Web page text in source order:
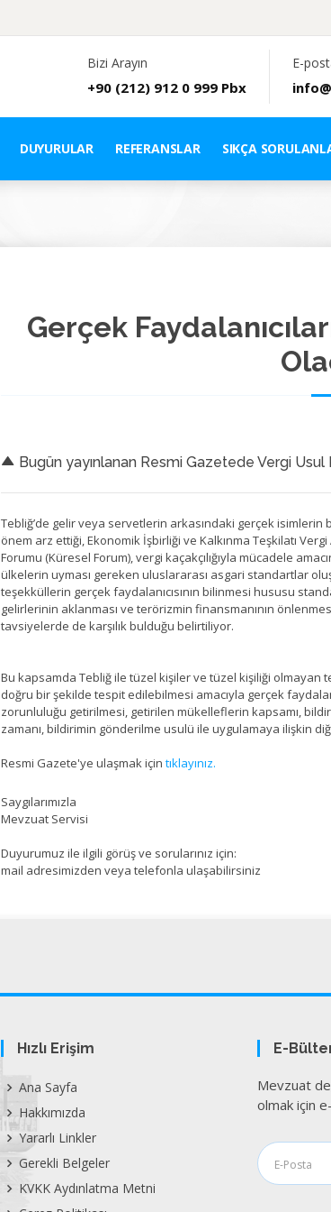
Bizi Arayın
+90 (212) 912 0 999 Pbx
E-
DUYURULAR REFERANSLAR SIKÇA
Gerçek
Bugün yayınlanan Resmi Gazetede Vergi Usul
Tebliğ’de gelir veya servetlerin arkasındaki gerçek isimlerin
önem arz ettiği, Ekonomik İşbirliği ve Kalkınma Teşkilatı
Forumu (Küresel Forum), vergi kaçakçılığıyla mücadele
ülkelerin uyması gereken uluslararası asgari standartlar
teşekküllerin gerçek faydalanıcısının bilinmesi hususu
gelirlerinin aklanması ve terörizmin finansmanının
tavsiyelerde de karşılık bulduğu belirtiliyor.
Bu kapsamda Tebliğ ile tüzel kişiler ve tüzel kişiliği olmayan
doğru bir şekilde tespit edilebilmesi amacıyla gerçek
zorunluluğu getirilmesi, getirilen mükelleflerin kapsamı,
zamanı, bildirimin gönderilme usulü ile uygulamaya ilişkin
Resmi Gazete'ye ulaşmak için tıklayınız.
Saygılarımızla
Mevzuat Servisi
Duyurumuz ile ilgili görüş ve sorularınız için:
mail adresimizden veya telefonla ulaşabilirsiniz
Hızlı Erişim
Ana Sayfa
Hakkımızda
Yararlı Linkler
Gerekli Belgeler
KVKK Aydınlatma Metni
E-
Mevzuat
olmak için